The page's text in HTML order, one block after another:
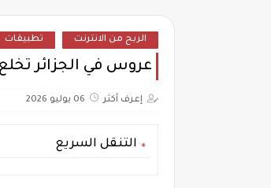
الربح من الانترنت تطبيقات
عروس في الجزائر
إعرف أكثر 06 يوليو 2026
التنقل السريع